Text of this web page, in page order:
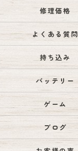
修理価格
よくある質問
持ち込み
バッテリー
ゲーム
ブログ